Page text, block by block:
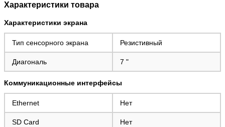
Характеристики товара
Характеристики экрана
Тип сенсорного экрана Резистивный
Диагональ 7 "
Коммуникационные интерфейсы
Ethernet Нет
SD Card Нет